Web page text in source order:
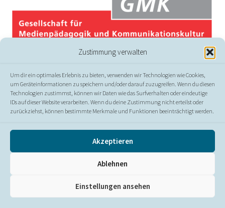
Zustimmung verwalten
Um dir ein optimales Erlebnis zu bieten, verwenden wir Technologien wie Cookies,
um Geräteinformationen zu speichern und/oder darauf zuzugreifen. Wenn du diesen
Technologien zustimmst, können wir Daten wie das Surfverhalten oder eindeutige
IDs auf dieser Website verarbeiten. Wenn du deine Zustimmung nicht erteilst oder
zurückziehst, können bestimmte Merkmale und Funktionen beeinträchtigt werden.
Akzeptieren
Ablehnen
Einstellungen ansehen
Presse//Kontakt//Impressum//Datenschutz//
Erklärung zur Barrierefreiheit